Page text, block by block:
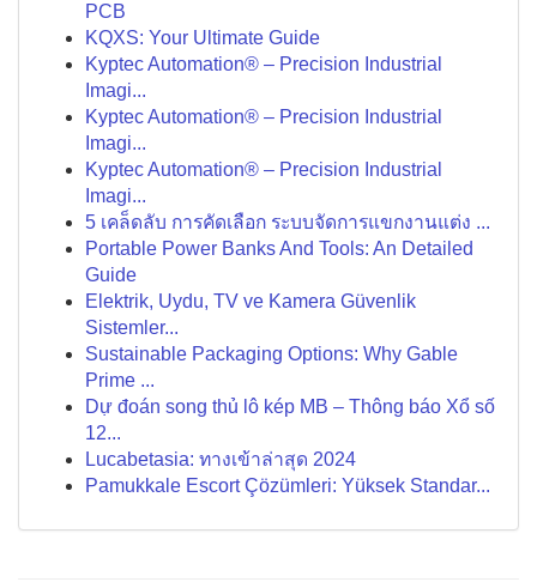
PCB
KQXS: Your Ultimate Guide
Kyptec Automation® – Precision Industrial
Imagi...
Kyptec Automation® – Precision Industrial
Imagi...
Kyptec Automation® – Precision Industrial
Imagi...
5 เคล็ดลับ การคัดเลือก ระบบจัดการแขกงานแต่ง ...
Portable Power Banks And Tools: An Detailed
Guide
Elektrik, Uydu, TV ve Kamera Güvenlik
Sistemler...
Sustainable Packaging Options: Why Gable
Prime ...
Dự đoán song thủ lô kép MB – Thông báo Xổ số
12...
Lucabetasia: ทางเข้าล่าสุด 2024
Pamukkale Escort Çözümleri: Yüksek Standar...